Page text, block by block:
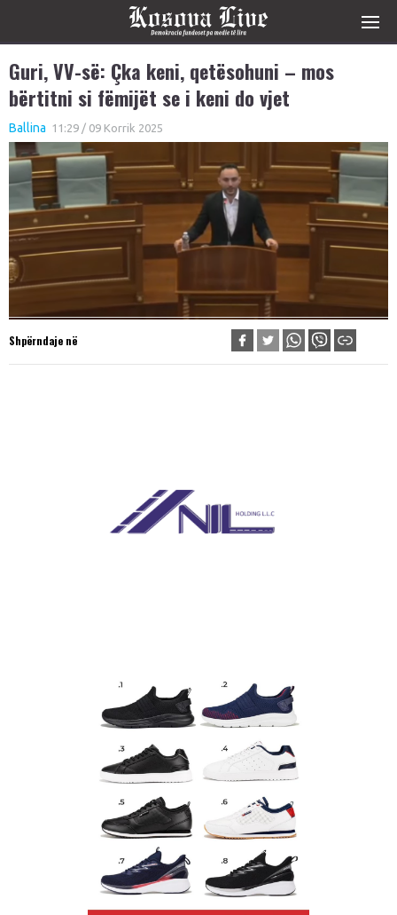
Guri, VV-së: Çka keni, qetësohuni – mos
bërtitni si fëmijët se i keni do vjet
Ballina 11:29 / 09 Korrik 2025
Shpërndaje në